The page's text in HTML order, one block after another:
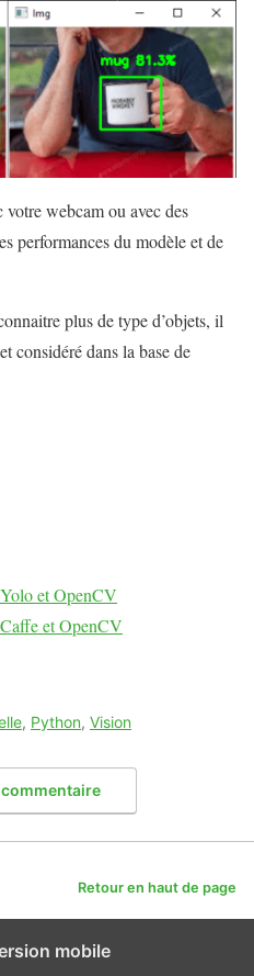
votre webcam ou avec des
performances du modèle et de
plus de type d’objets, il
considéré dans la base de
et OpenCV
et OpenCV
, Python, Vision
Retour en haut de page
mobile